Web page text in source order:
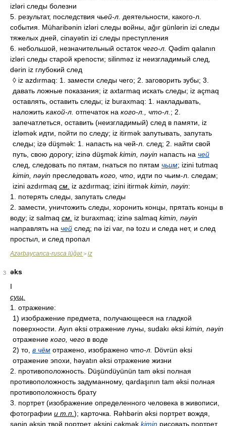
izləri следы болезни
5. результат, последствия чьей-л. деятельности, какого-л.
события. Müharibənin izləri следы войны, ağır günlərin izi следы
тяжелых дней, cinayətin izi следы преступления
6. небольшой, незначительный остаток чего-л. Qədim qalanın
izləri следы старой крепости; silinməz iz неизгладимый след,
dərin iz глубокий след
◊ iz azdırmaq: 1. замести следы чего; 2. заговорить зубы; 3.
давать ложные показания; iz axtarmaq искать следы; iz açmaq
оставлять, оставить следы; iz buraxmaq: 1. накладывать,
наложить какой-л. отпечаток на кого-л., что-л. ; 2.
запечатлеться, оставить (неизгладимый) след в памяти, iz
izləmək идти, пойти по следу; iz itirmək запутывать, запутать
следы; izə düşmək: 1. напасть на чей-л. след; 2. найти свой
путь, свою дорогу; izinə düşmək kimin, nəyin напасть на чей
след, следовать по пятам, гнаться по пятам чьим; izini tutmaq
kimin, nəyin преследовать кого, что , идти по чьим-л. следам;
izini azdırmaq см. iz azdırmaq; izini itirmək kimin, nəyin:
1. потерять следы, запутать следы
2. замести, уничтожить следы, хоронить концы, прятать концы в
воду; iz salmaq см. iz buraxmaq; izinə salmaq kimin, nəyin
направлять на чей след; nə izi var, nə tozu и следа нет, и след
простыл, и след пропал
Azərbaycanca-rusca lüğət> iz
3
əks
I
сущ.
1. отражение:
1) изображение предмета, получающееся на гладкой
поверхности. Ayın əksi отражение луны, sudakı əksi kimin, nəyin
отражение кого, чего в воде
2) то, в чём отражено, изображено что-л. Dövrün əksi
отражение эпохи, həyatın əksi отражение жизни
2. противоположность. Düşündüyünün tam əksi полная
противоположность задуманному, qardaşının tam əksi полная
противоположность брату
3. портрет (изображение определенного человека в живописи,
фотографии и т.п. ); карточка. Rəhbərin əksi портрет вождя,
sənin əksin твой портрет, əksini çəkmək kimin рисовать портрет